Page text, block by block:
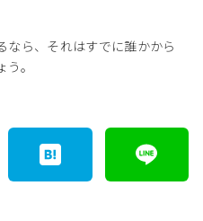
なら、それはすでに誰かから
。